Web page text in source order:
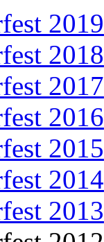
2019
2018
2017
2016
2015
2014
2013